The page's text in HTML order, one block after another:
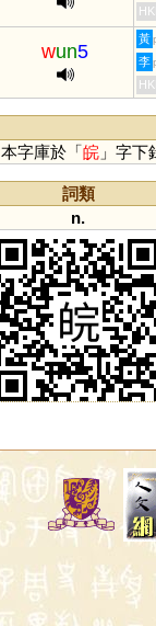
wun5
黃
李
本字庫於「皖」字下
詞類
n.